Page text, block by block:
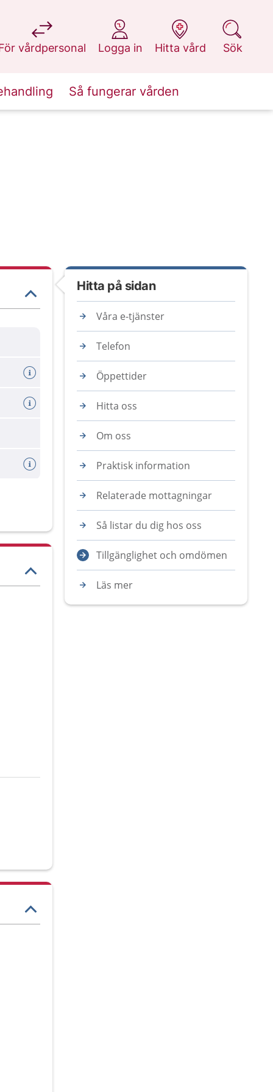
vårdpersonal
på 1177.se
Logga in
på 1177.se
Hitta vård
på 1177.se
Sök
på 1177.se
Så fungerar vården
Hitta på sidan
Våra e-tjänster
Telefon
Öppettider
Hitta oss
Om oss
Praktisk information
Relaterade mottagningar
Så listar du dig hos oss
Tillgänglighet och omdömen
Läs mer